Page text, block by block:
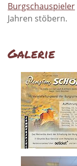
Burgschauspieler
Jahren stöbern.
Galerie